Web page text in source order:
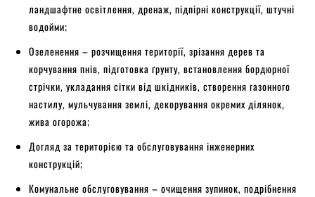
ландшафтне освітлення, дренаж, підпірні конструкції, штучні
водойми;
Озеленення – розчищення території, зрізання дерев та
корчування пнів, підготовка ґрунту, встановлення бордюрної
стрічки, укладання сітки від шкідників, створення газонного
настилу, мульчування землі, декорування окремих ділянок,
жива огорожа;
Догляд за територією та обслуговування інженерних
конструкцій;
Комунальне обслуговування – очищення зупинок, подрібнення